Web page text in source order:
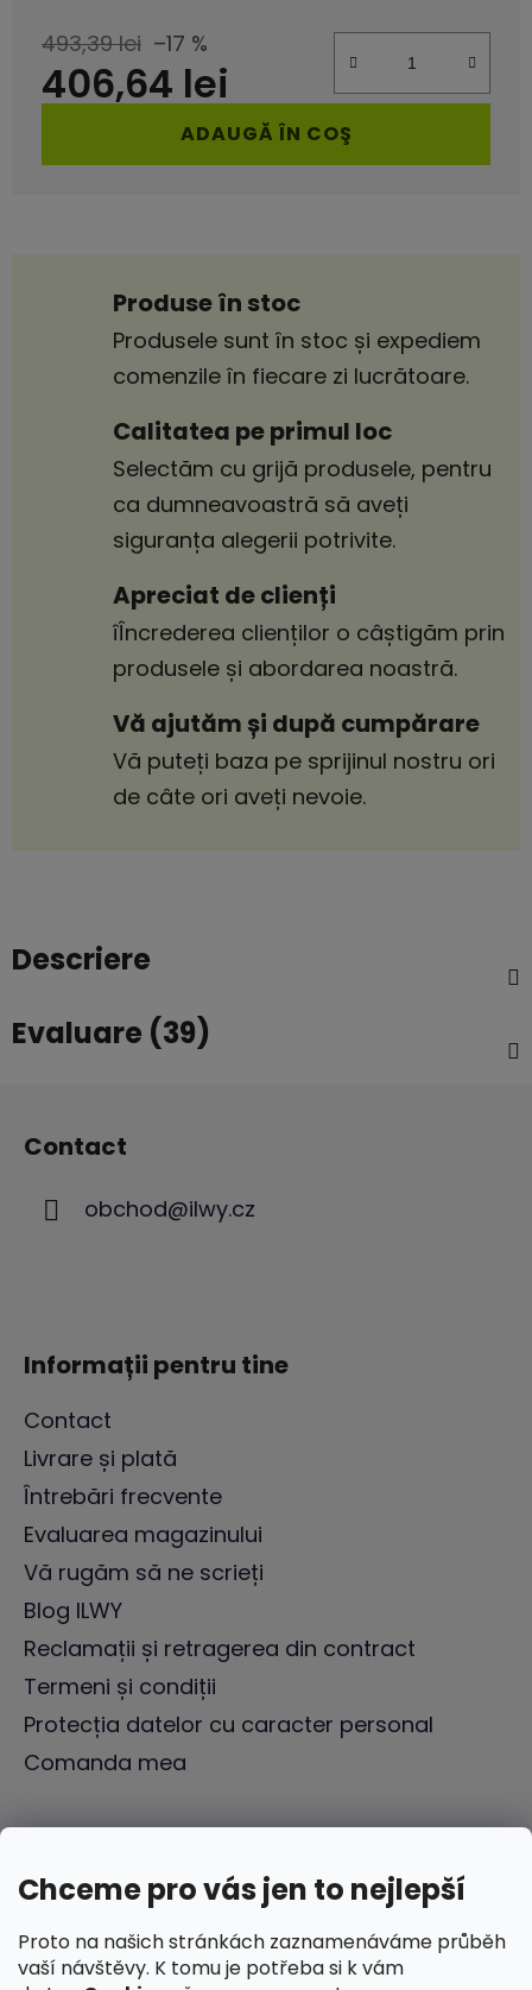
Chceme pro vás jen to nejlepší
Proto na našich stránkách zaznamenáváme průběh
vaší návštěvy. K tomu je potřeba si k vám
493,39 lei –17 %
406,64 lei
Evaluare preţ:ADAUGĂ ÎN COŞ
Produse în stoc
Produsele sunt în stoc și expediem
comenzile în fiecare zi lucrătoare.
Calitatea pe primul loc
Selectăm cu grijă produsele, pentru
ca dumneavoastră să aveți
siguranța alegerii potrivite.
Apreciat de clienți
îÎncrederea clienților o câștigăm prin
produsele și abordarea noastră.
Vă ajutăm și după cumpărare
Vă puteți baza pe sprijinul nostru ori
de câte ori aveți nevoie.
Descriere
Evaluare (39)
Contact
obchod@ilwy.cz
Informații pentru tine
Contact
Livrare și plată
Întrebări frecvente
Evaluarea magazinului
Vă rugăm să ne scrieți
Blog ILWY
Reclamații și retragerea din contract
Termeni și condiții
Protecția datelor cu caracter personal
Comanda mea